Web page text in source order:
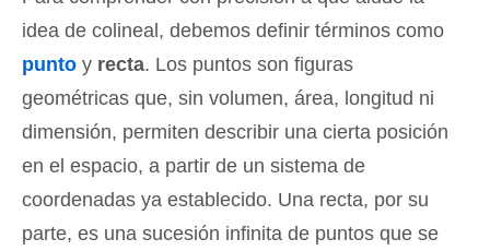
idea de colineal, debemos definir términos como
punto y recta. Los puntos son figuras
geométricas que, sin volumen, área, longitud ni
dimensión, permiten describir una cierta posición
en el espacio, a partir de un sistema de
coordenadas ya establecido. Una recta, por su
parte, es una sucesión infinita de puntos que se